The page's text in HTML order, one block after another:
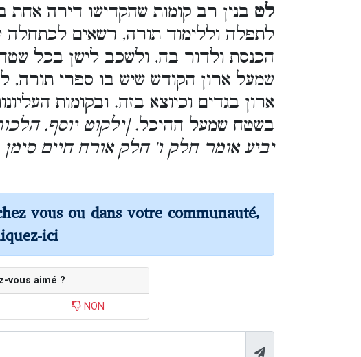
לט בנין רב קומות שהקדישו דירה
לתפלה וללימוד תורה, רשאים
הכנסת ולדור בה, ולשכב לישן בכל
שמעל ארון הקודש שיש בו ספרי תורה,
ארון בגדים וכיוצא בזה. ובקומות
בשטח שמעל ההיכל.[ילקוט יוסף,
יביע אומר חלק ו' חלק אורח חיים סימן
vous ou dans votre communauté,
ici
vous aimé ?
NON